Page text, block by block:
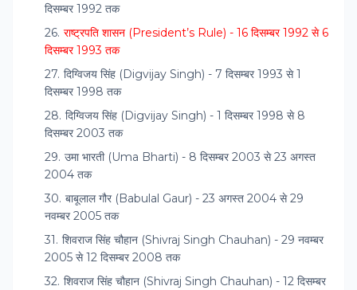
दिसम्बर 1992 तक
राष्ट्रपति शासन (President’s Rule) - 16 दिसम्बर 1992 से 6
दिसम्बर 1993 तक
दिग्विजय सिंह (Digvijay Singh) - 7 दिसम्बर 1993 से 1
दिसम्बर 1998 तक
दिग्विजय सिंह (Digvijay Singh) - 1 दिसम्बर 1998 से 8
दिसम्बर 2003 तक
उमा भारती (Uma Bharti) - 8 दिसम्बर 2003 से 23 अगस्त
2004 तक
बाबूलाल गौर (Babulal Gaur) - 23 अगस्त 2004 से 29
नवम्बर 2005 तक
शिवराज सिंह चौहान (Shivraj Singh Chauhan) - 29 नवम्बर
2005 से 12 दिसम्बर 2008 तक
शिवराज सिंह चौहान (Shivraj Singh Chauhan) - 12 दिसम्बर